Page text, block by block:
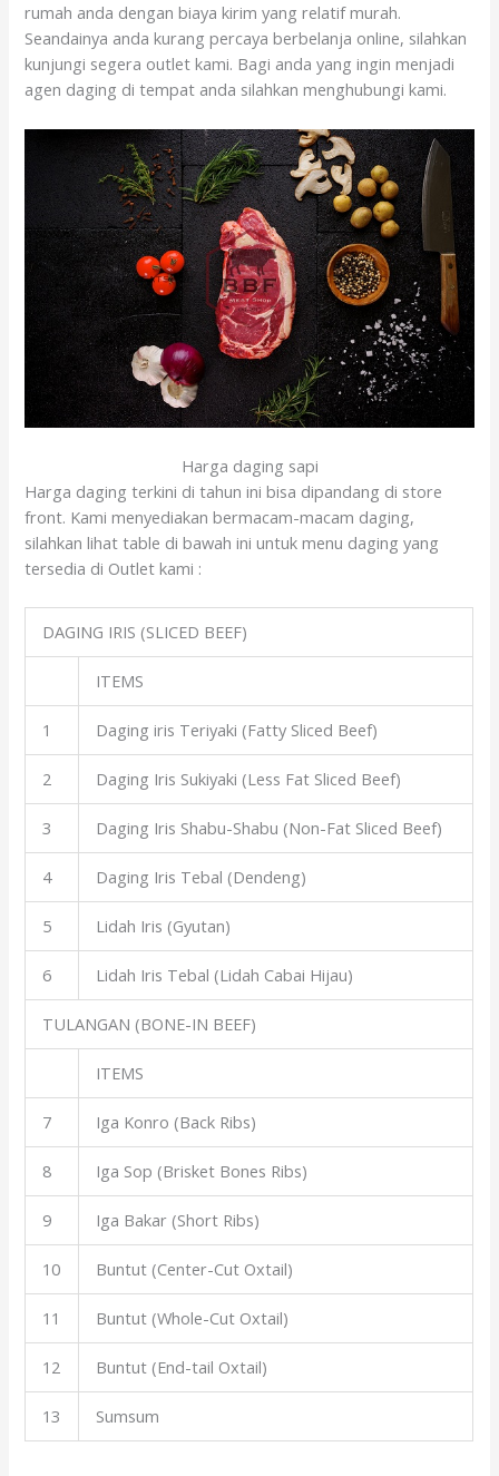
rumah anda dengan biaya kirim yang relatif murah.
Seandainya anda kurang percaya berbelanja online, silahkan
kunjungi segera outlet kami. Bagi anda yang ingin menjadi
agen daging di tempat anda silahkan menghubungi kami.
Harga daging sapi
Harga daging terkini di tahun ini bisa dipandang di store
front. Kami menyediakan bermacam-macam daging,
silahkan lihat table di bawah ini untuk menu daging yang
tersedia di Outlet kami :
DAGING IRIS (SLICED BEEF)
ITEMS
1 Daging iris Teriyaki (Fatty Sliced Beef)
2 Daging Iris Sukiyaki (Less Fat Sliced Beef)
3 Daging Iris Shabu-Shabu (Non-Fat Sliced Beef)
4 Daging Iris Tebal (Dendeng)
5 Lidah Iris (Gyutan)
6 Lidah Iris Tebal (Lidah Cabai Hijau)
TULANGAN (BONE-IN BEEF)
ITEMS
7 Iga Konro (Back Ribs)
8 Iga Sop (Brisket Bones Ribs)
9 Iga Bakar (Short Ribs)
10 Buntut (Center-Cut Oxtail)
11 Buntut (Whole-Cut Oxtail)
12 Buntut (End-tail Oxtail)
13 Sumsum